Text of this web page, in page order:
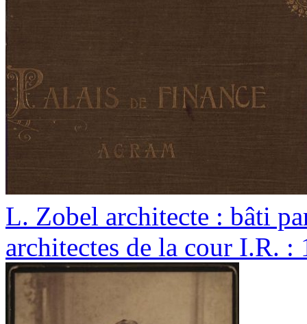
L. Zobel architecte : bâti
architectes de la cour I.R. :